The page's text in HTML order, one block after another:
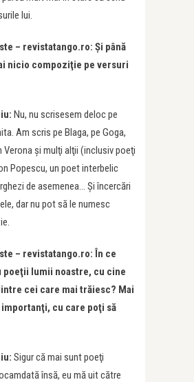
lui.
– revistatango.ro: Şi până
nicio compoziţie pe versuri
Nu, nu scrisesem deloc pe
Am scris pe Blaga, pe Goga,
Verona şi mulţi alţii (inclusiv poeţi
Popescu, un poet interbelic
de asemenea… Și încercări
dar nu pot să le numesc
– revistatango.ro: În ce
poeţii lumii noastre, cu cine
cei care mai trăiesc? Mai
cu care poţi să
Sigur că mai sunt poeţi
însă, eu mă uit către